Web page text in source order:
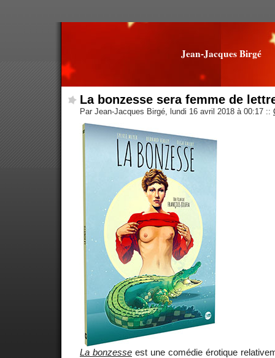
Jean-Jacques Birgé
La bonzesse sera femme de
Par Jean-Jacques Birgé, lundi 16 avril 2018 à 00:17 ::
La bonzesse est une comédie érotique